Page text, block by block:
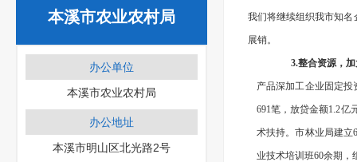
本溪市农业农村局
办公单位
本溪市农业农村局
办公地址
本溪市明山区北光路2号
我们将继续组织我市知
展销。
3.整合资源，
产品深加工企业固定
691笔，放贷金额1.2亿
术扶持。市林业局建立
业技术培训班60余期，